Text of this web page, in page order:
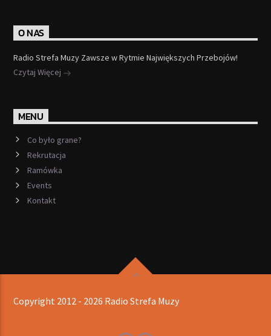
O NAS
Radio Strefa Muzy Zawsze w Rytmie Największych Przebojów!
Czytaj Więcej
MENU
Co było grane?
Rekrutacja
Ramówka
Events
Kontakt
Copyright 2012 - 2026 Radio Strefa Muzy